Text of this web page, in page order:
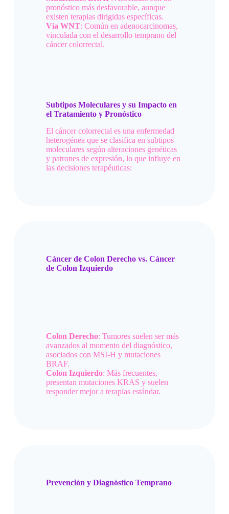
pronóstico más desfavorable, aunque
existen terapias dirigidas específicas.
Vía WNT: Común en adenocarcinomas,
vinculada con el desarrollo temprano del
cáncer colorrectal.
Subtipos Moleculares y su Impacto en
el Tratamiento y Pronóstico
El cáncer colorrectal es una enfermedad
heterogénea que se clasifica en subtipos
moleculares según alteraciones genéticas
y patrones de expresión, lo que influye en
las decisiones terapéuticas:
Cáncer de Colon Derecho vs. Cáncer
de Colon Izquierdo
Colon Derecho: Tumores suelen ser más
avanzados al momento del diagnóstico,
asociados con MSI-H y mutaciones
BRAF.
Colon Izquierdo: Más frecuentes,
presentan mutaciones KRAS y suelen
responder mejor a terapias estándar.
Prevención y Diagnóstico Temprano